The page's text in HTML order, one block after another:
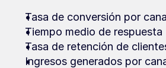
Tasa de conversión por
Tiempo medio de respuesta
Tasa de retención de
Ingresos generados por